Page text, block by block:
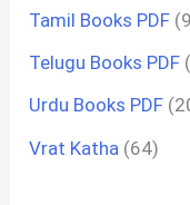
Tamil Books PDF
Telugu Books PDF
Urdu Books PDF
Vrat Katha (64)